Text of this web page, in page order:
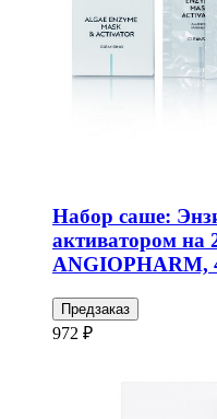
Набор саше:
активатором на
ANGIOPHARM,
Предзаказ
972 ₽